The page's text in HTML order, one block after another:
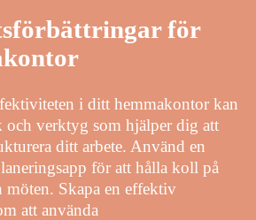
för
i ditt hemmakontor kan
och verktyg som hjälper dig att
ditt arbete. Använd en
för att hålla koll på
möten. Skapa en effektiv
att använda